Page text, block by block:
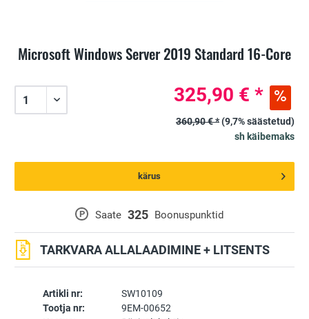
Microsoft Windows Server 2019 Standard 16-Core
Artikli nr:
SW10109
Tootja nr:
9EM-00652
P Saate 325 Boonuspunktid
TARKVARA ALLALAADIMINE + LITSENTS
325,90 € *
360,90 € *(9,7% säästetud)
sh käibemaks
kärus